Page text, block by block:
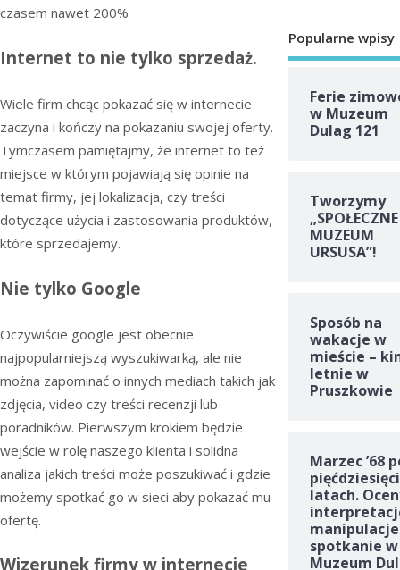
czasem nawet 200%
Internet to nie tylko sprzedaż.
Wiele firm chcąc pokazać się w internecie
zaczyna i kończy na pokazaniu swojej oferty.
Tymczasem pamiętajmy, że internet to też
miejsce w którym pojawiają się opinie na
temat firmy, jej lokalizacja, czy treści
dotyczące użycia i zastosowania produktów,
które sprzedajemy.
Nie tylko Google
Oczywiście google jest obecnie
najpopularniejszą wyszukiwarką, ale nie
można zapominać o innych mediach takich jak
zdjęcia, video czy treści recenzji lub
poradników. Pierwszym krokiem będzie
wejście w rolę naszego klienta i solidna
analiza jakich treści może poszukiwać i gdzie
możemy spotkać go w sieci aby pokazać mu
ofertę.
Wizerunek firmy w internecie
Popularne wpisy
Ferie
w Muzeum
Dulag 121
Tworzymy
„SPOŁECZNE
MUZEUM
URSUSA”!
Sposób na
wakacje w
mieście –
letnie w
Pruszkowie
Marzec ’68
latach.
spotkanie w
Muzeum